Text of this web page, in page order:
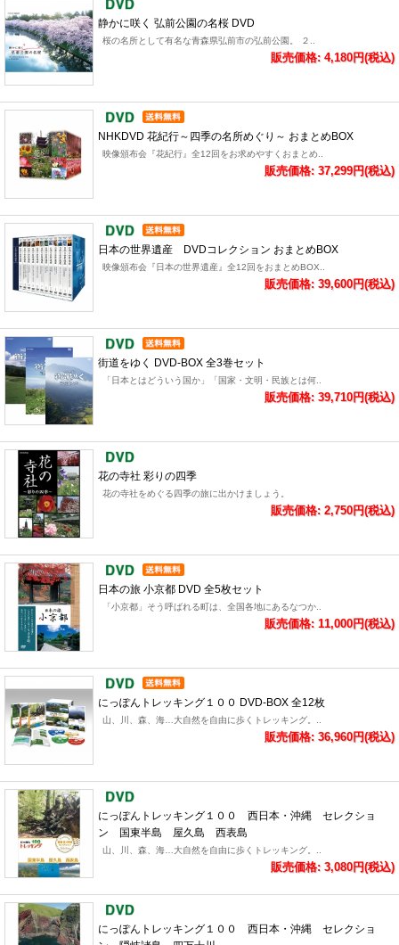
静かに咲く 弘前公園の名桜 DVD
桜の名所として有名な青森県弘前市の弘前公園。 ２..
販売価格: 4,180円(税込)
NHKDVD 花紀行～四季の名所めぐり～ おまとめBOX
映像頒布会『花紀行』全12回をお求めやすくおまとめ..
販売価格: 37,299円(税込)
日本の世界遺産 DVDコレクション おまとめBOX
映像頒布会『日本の世界遺産』全12回をおまとめBOX..
販売価格: 39,600円(税込)
街道をゆく DVD-BOX 全3巻セット
「日本とはどういう国か」「国家・文明・民族とは何..
販売価格: 39,710円(税込)
花の寺社 彩りの四季
花の寺社をめぐる四季の旅に出かけましょう。
販売価格: 2,750円(税込)
日本の旅 小京都 DVD 全5枚セット
「小京都」そう呼ばれる町は、全国各地にあるなつか..
販売価格: 11,000円(税込)
にっぽんトレッキング１００ DVD-BOX 全12枚
山、川、森、海…大自然を自由に歩くトレッキング。..
販売価格: 36,960円(税込)
にっぽんトレッキング１００ 西日本・沖縄 セレクショ
ン 国東半島 屋久島 西表島
山、川、森、海…大自然を自由に歩くトレッキング。..
販売価格: 3,080円(税込)
にっぽんトレッキング１００ 西日本・沖縄 セレクショ